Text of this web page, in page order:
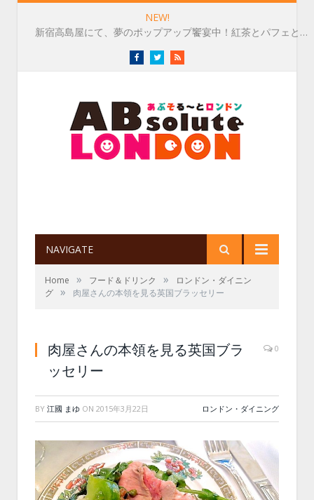
NEW!
新宿高島屋にて、夢のポップアップ饗宴中！紅茶とパフェとマフィンと⭐︎～8/4
FacebookTwitterRSS
NAVIGATE
Home » フード＆ドリンク »
ロンドン・ダイニン
グ » 肉屋さんの本領を見る英国ブラッセリー
肉屋さんの本領を見る英国ブラ
ッセリー
0
BY 江國 まゆ ON 2015年3月22日 ロンドン・ダイニング